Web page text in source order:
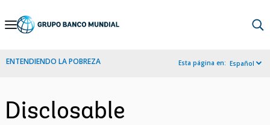
Skip
Navigation
ENTENDIENDO LA POBREZA Esta página en: Español
Disclosable